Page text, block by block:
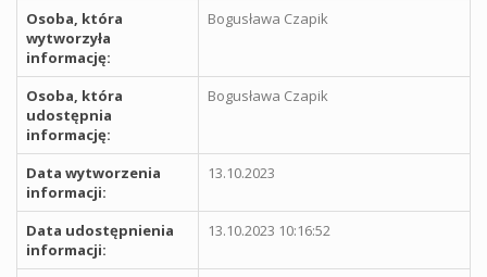
Osoba, która
wytworzyła
informację:
Bogusława Czapik
Osoba, która
udostępnia
informację:
Bogusława Czapik
Data wytworzenia
informacji:
13.10.2023
Data udostępnienia
informacji:
13.10.2023 10:16:52